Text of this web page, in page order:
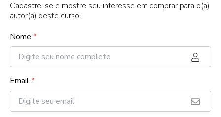
Cadastre-se e mostre seu interesse em comprar para o(a)
autor(a) deste curso!
Nome *
Email*